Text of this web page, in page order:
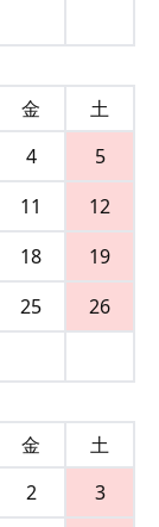
金
土
4
5
11
12
18
19
25
26
金
土
2
3